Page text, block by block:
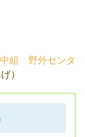
組 野外センタ
）